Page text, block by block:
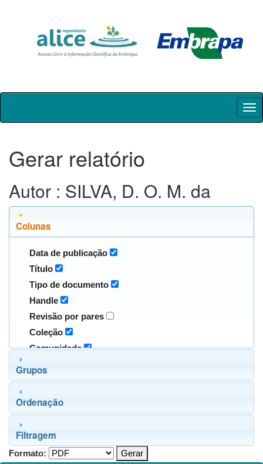
Skip
Gerar relatório
Autor : SILVA, D. O. M. da
Colunas
Data de publicação
Título
Tipo de documento
Handle
Revisão por pares
Coleção
Comunidade
Grupos
Ordenação
Filtragem
Formato: